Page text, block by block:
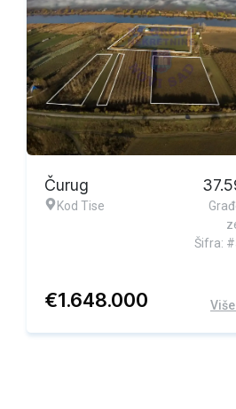
Ekskluzivna ponuda
Čurug
Kod Tise
Šifra:
€1.648.000